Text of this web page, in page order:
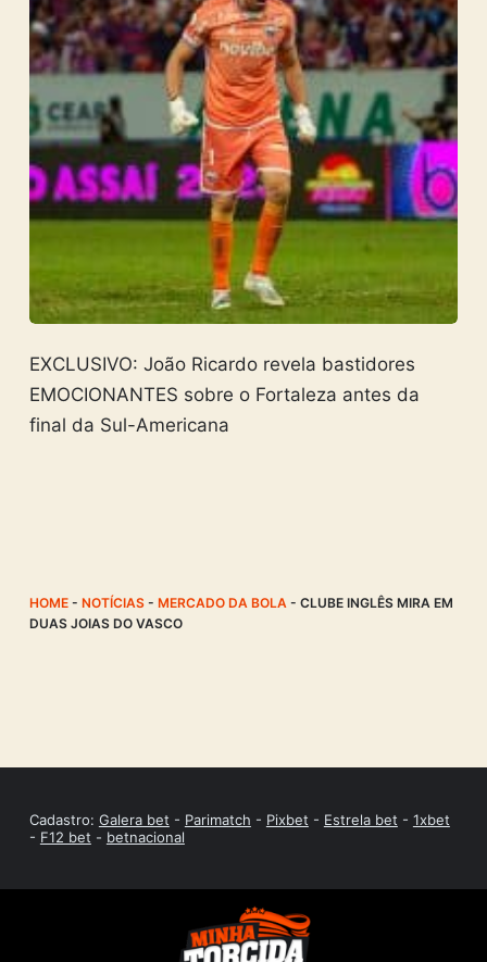
EXCLUSIVO: João Ricardo revela bastidores
EMOCIONANTES sobre o Fortaleza antes da
final da Sul-Americana
HOME- NOTÍCIAS- MERCADO DA BOLA- CLUBE INGLÊS MIRA EM
DUAS JOIAS DO VASCO
Cadastro: Galera bet - Parimatch - Pixbet - Estrela bet - 1xbet
- F12 bet - betnacional